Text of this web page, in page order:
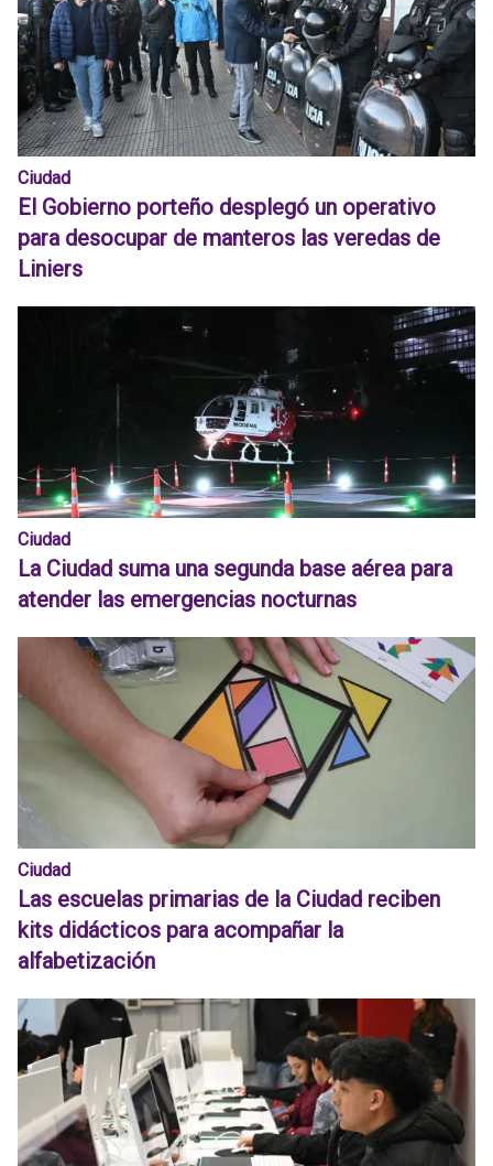
Ciudad
El Gobierno porteño desplegó un operativo
para desocupar de manteros las veredas de
Liniers
Ciudad
La Ciudad suma una segunda base aérea para
atender las emergencias nocturnas
Ciudad
Las escuelas primarias de la Ciudad reciben
kits didácticos para acompañar la
alfabetización